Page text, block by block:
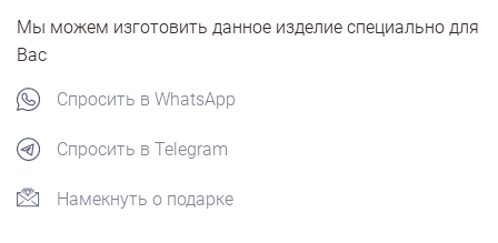
Мы можем изготовить данное изделие специально для
Вас
Спросить в WhatsApp
Спросить в Telegram
Намекнуть о подарке